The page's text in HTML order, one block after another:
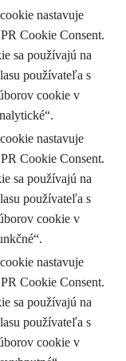
nastavuje
Cookie Consent.
sa používajú na
používateľa s
cookie v
nastavuje
Cookie Consent.
sa používajú na
používateľa s
cookie v
nastavuje
Cookie Consent.
sa používajú na
používateľa s
cookie v